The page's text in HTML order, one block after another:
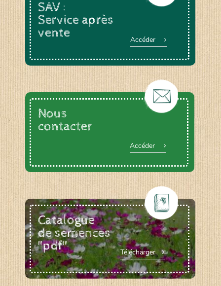
SAV :
Service après
vente
Accéder
Nous
contacter
Accéder
Catalogue
de semences
"pdf"
Télécharger